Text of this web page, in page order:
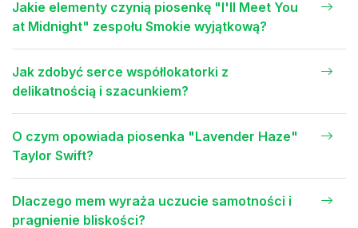
Jakie elementy czynią piosenkę "I'll Meet You
at Midnight" zespołu Smokie wyjątkową?
Jak zdobyć serce współlokatorki z
delikatnością i szacunkiem?
O czym opowiada piosenka "Lavender Haze"
Taylor Swift?
Dlaczego mem wyraża uczucie samotności i
pragnienie bliskości?